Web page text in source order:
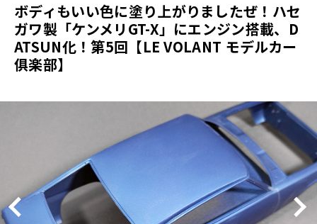
ボディもいい色に塗り上がりましたぜ！ハセ
ガワ製「ケンメリGT-X」にエンジン搭載、D
ATSUN化！第5回【LE VOLANT モデルカー
俱楽部】